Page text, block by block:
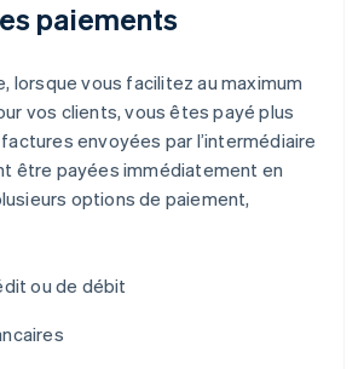
paiements
lorsque vous facilitez au maximum
vos clients, vous êtes payé plus
envoyées par l’intermédiaire
être payées immédiatement en
options de paiement,
ou de débit